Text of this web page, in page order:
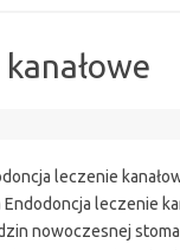
leczenie
Endodoncja leczenie
nowoczesnej